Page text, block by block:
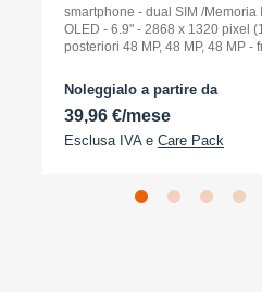
smartphone - dual SIM /Memoria
OLED - 6.9" - 2868 x 1320 pixel
posteriori 48 MP, 48 MP, 48 MP
Noleggialo a partire da
39,96 €/mese
Esclusa IVA e Care Pack